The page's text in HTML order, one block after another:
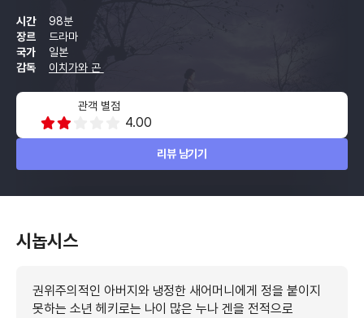
시간
98분
장르
드라마
국가
일본
감독
이치가와 곤
관객 별점
4.00
리뷰 남기기
시놉시스
권위주의적인 아버지와 냉정한 새어머니에게 정을 붙이지
못하는 소년 헤키로는 나이 많은 누나 겐을 전적으로